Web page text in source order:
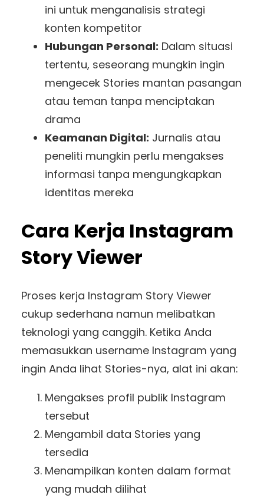
ini untuk menganalisis strategi
konten kompetitor
Hubungan Personal: Dalam situasi
tertentu, seseorang mungkin ingin
mengecek Stories mantan pasangan
atau teman tanpa menciptakan
drama
Keamanan Digital: Jurnalis atau
peneliti mungkin perlu mengakses
informasi tanpa mengungkapkan
identitas mereka
Cara Kerja Instagram
Story Viewer
Proses kerja Instagram Story Viewer
cukup sederhana namun melibatkan
teknologi yang canggih. Ketika Anda
memasukkan username Instagram yang
ingin Anda lihat Stories-nya, alat ini akan:
Mengakses profil publik Instagram
tersebut
Mengambil data Stories yang
tersedia
Menampilkan konten dalam format
yang mudah dilihat